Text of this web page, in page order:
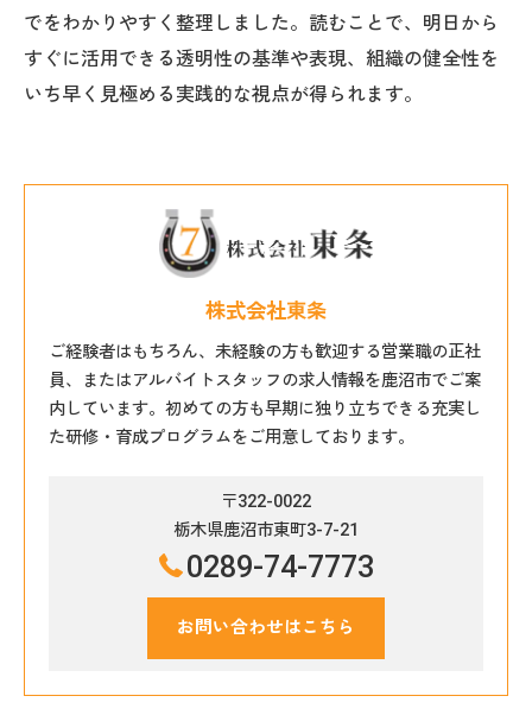
でをわかりやすく整理しました。読むことで、明日から
すぐに活用できる透明性の基準や表現、組織の健全性を
いち早く見極める実践的な視点が得られます。
株式会社東条
ご経験者はもちろん、未経験の方も歓迎する営業職の正社
員、またはアルバイトスタッフの求人情報を鹿沼市でご案
内しています。初めての方も早期に独り立ちできる充実し
た研修・育成プログラムをご用意しております。
〒322-0022
栃木県鹿沼市東町3-7-21
0289-74-7773
お問い合わせはこちら